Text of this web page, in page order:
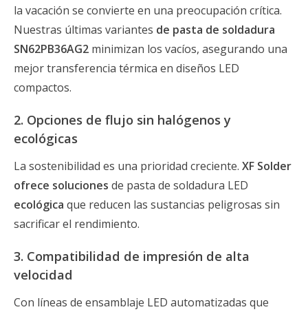
la vacación se convierte en una preocupación crítica.
Nuestras últimas variantes de pasta de soldadura
SN62PB36AG2 minimizan los vacíos, asegurando una
mejor transferencia térmica en diseños LED
compactos.
2. Opciones de flujo sin halógenos y
ecológicas
La sostenibilidad es una prioridad creciente. XF Solder
ofrece soluciones de pasta de soldadura LED
ecológica que reducen las sustancias peligrosas sin
sacrificar el rendimiento.
3. Compatibilidad de impresión de alta
velocidad
Con líneas de ensamblaje LED automatizadas que